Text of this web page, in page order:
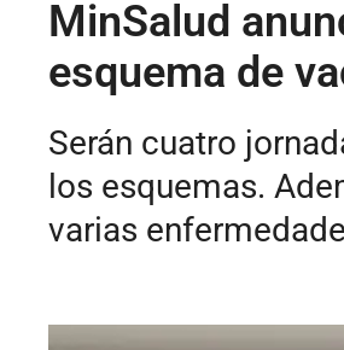
MinSalud
esquema de
Serán cuatro
los esquemas.
varias